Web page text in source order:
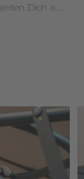
Dich auf
straffen?
und gut zu
im